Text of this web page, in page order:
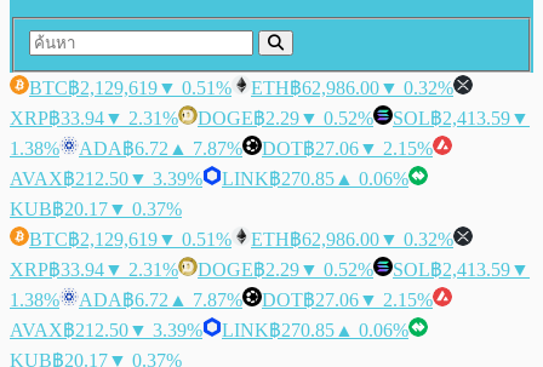
BTC฿2,129,619▼ 0.51% ETH฿62,986.00▼ 0.32%
XRP฿33.94▼ 2.31% DOGE฿2.29▼ 0.52% SOL฿2,413.59▼
1.38%
ADA฿6.72 ▲ 7.87% DOT฿27.06▼ 2.15%
AVAX฿212.50▼ 3.39% LINK฿270.85 ▲ 0.06%
KUB฿20.17▼ 0.37%
BTC฿2,129,619▼ 0.51% ETH฿62,986.00▼ 0.32%
XRP฿33.94▼ 2.31% DOGE฿2.29▼ 0.52% SOL฿2,413.59▼
1.38%
ADA฿6.72 ▲ 7.87% DOT฿27.06▼ 2.15%
AVAX฿212.50▼ 3.39% LINK฿270.85 ▲ 0.06%
KUB฿20.17▼ 0.37%